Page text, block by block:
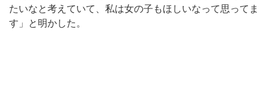
たいなと考えていて、私は女の子もほしいなって思ってま
す」と明かした。